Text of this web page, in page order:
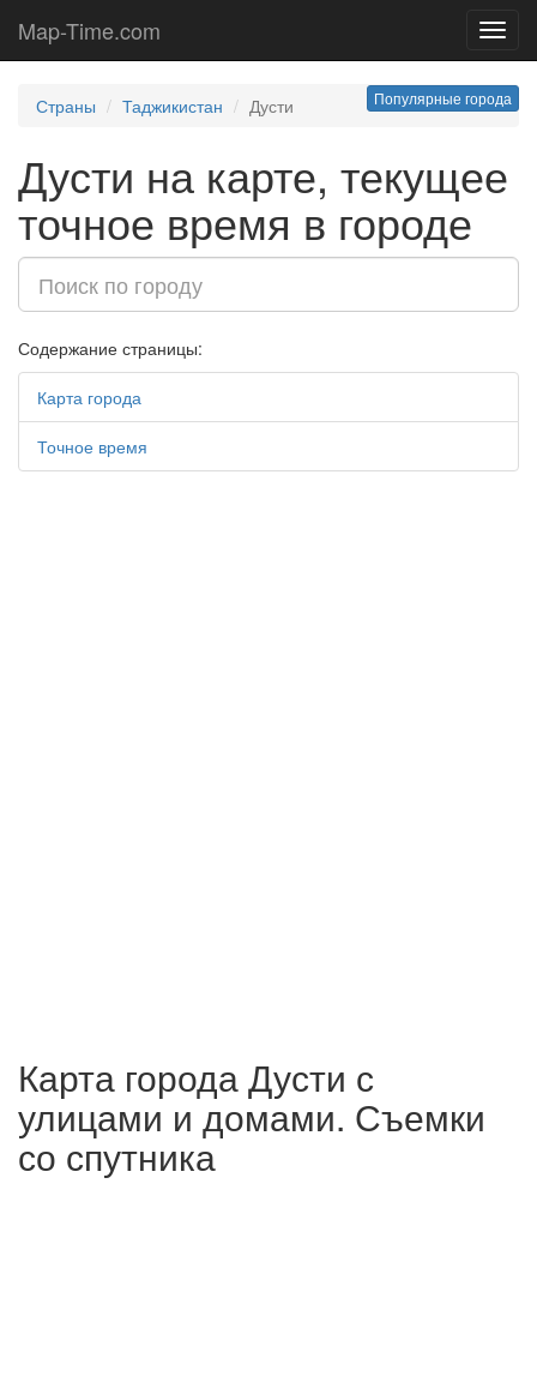
Map-Time.com
Популярные города
Страны Таджикистан Дусти
Дусти на карте, текущее
точное время в городе
Содержание страницы:
Карта города
Точное время
Карта города Дусти с
улицами и домами. Съемки
со спутника